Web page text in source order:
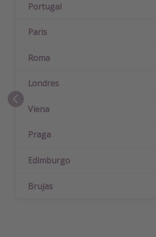
Portugal
Paris
Roma
Londres
Viena
Praga
Edimburgo
Brujas